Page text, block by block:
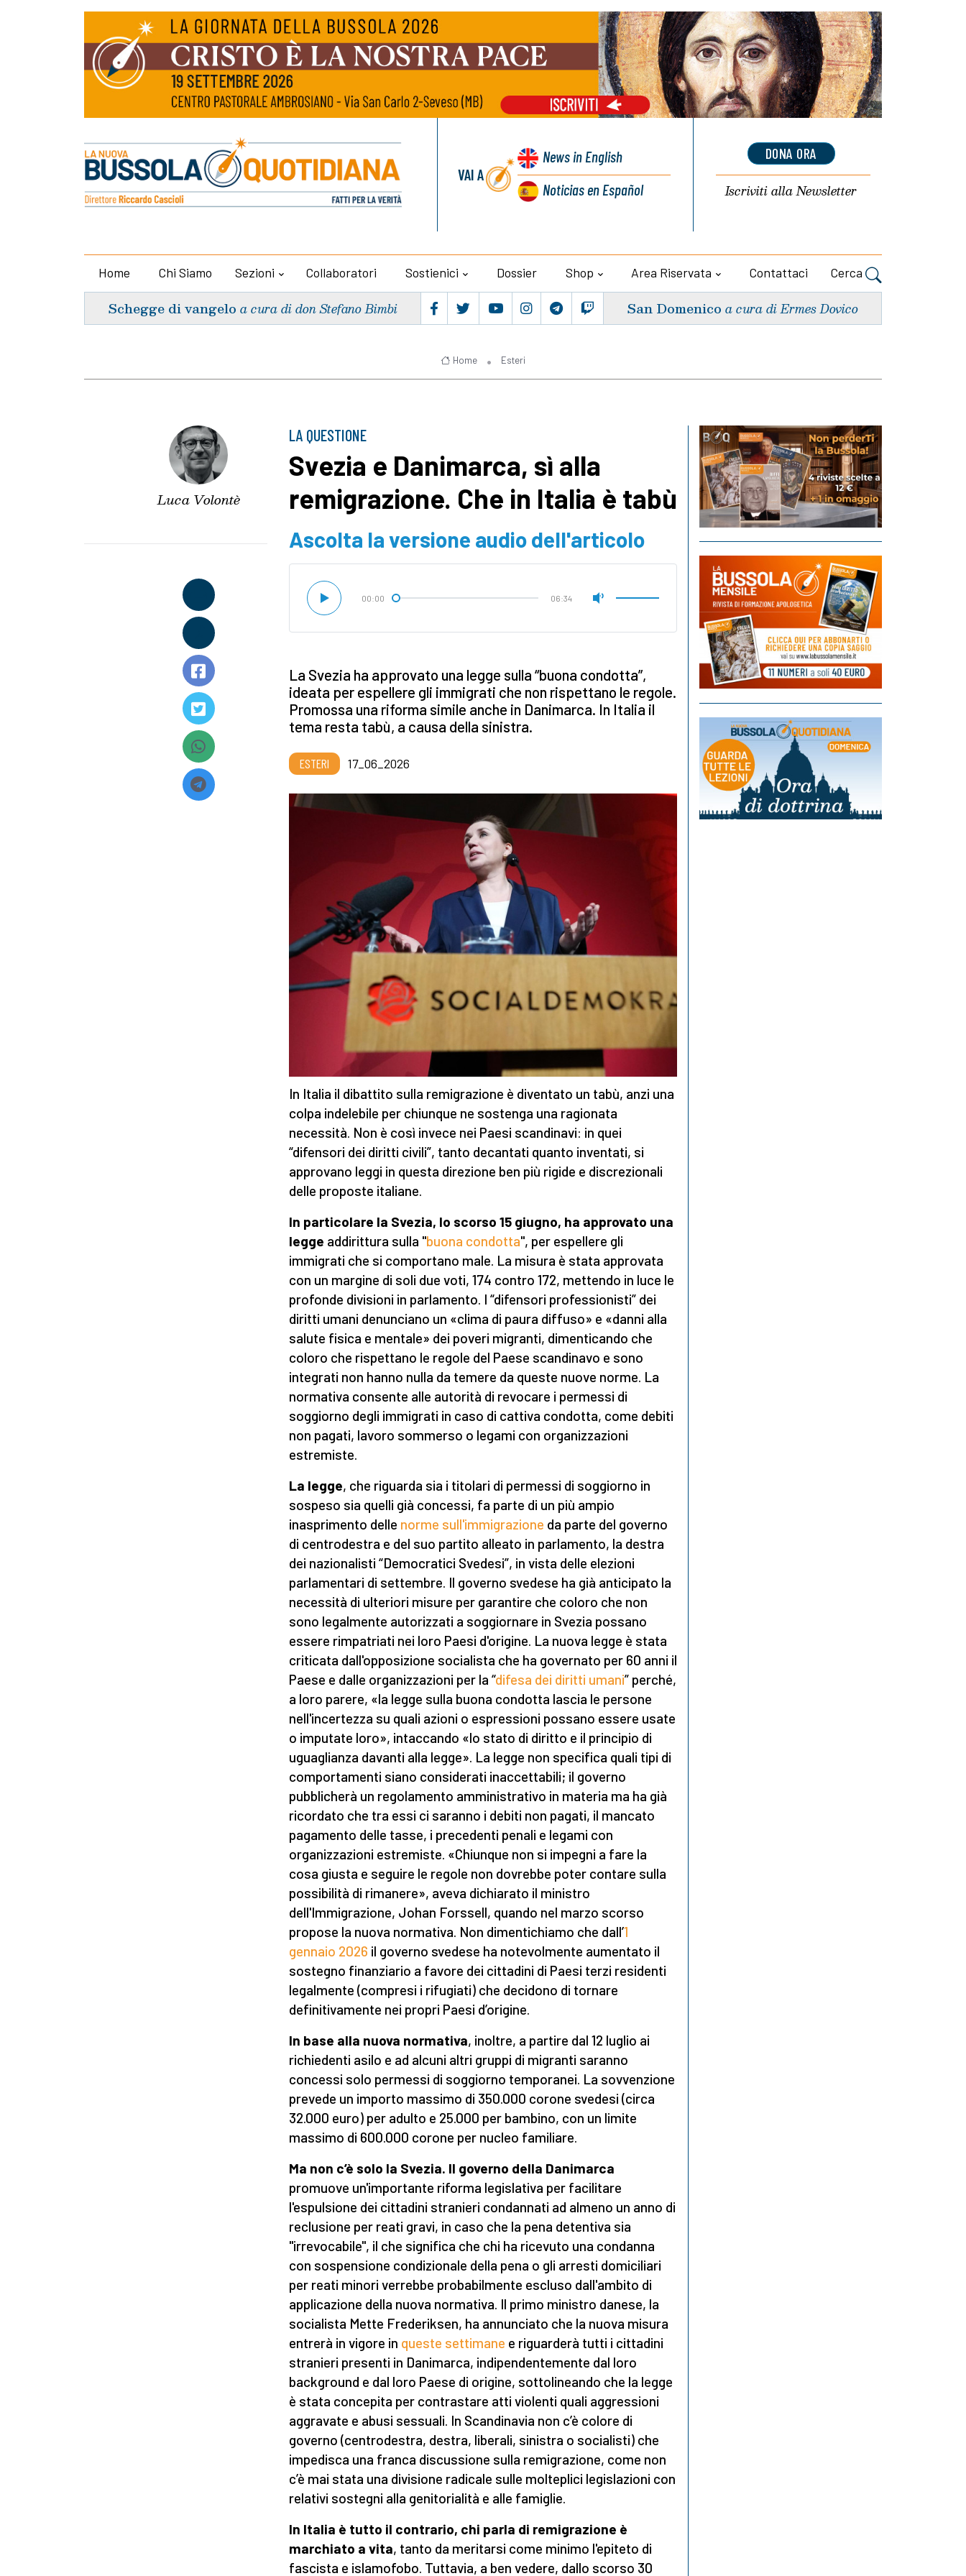
VAI A
Newsin English
Noticiasen Español
DONA ORA
Iscriviti allaNewsletter
Home Chi Siamo Sezioni Collaboratori Sostienici Dossier Shop Area Riservata Contattaci Cerca
Schegge di vangelo a cura di don Stefano Bimbi San Domenico a cura di Ermes Dovico
Home Esteri
Luca Volontè
LA QUESTIONE
Svezia e Danimarca, sì alla
remigrazione. Che in Italia è tabù
Ascolta la versione audio dell'articolo
00:00 06:34
La Svezia ha approvato una legge sulla “buona condotta”,
ideata per espellere gli immigrati che non rispettano le regole.
Promossa una riforma simile anche in Danimarca. In Italia il
tema resta tabù, a causa della sinistra.
ESTERI 17_06_2026
In Italia il dibattito sulla remigrazione è diventato un tabù, anzi una
colpa indelebile per chiunque ne sostenga una ragionata
necessità. Non è così invece nei Paesi scandinavi: in quei
“difensori dei diritti civili”, tanto decantati quanto inventati, si
approvano leggi in questa direzione ben più rigide e discrezionali
delle proposte italiane.
In particolare la Svezia, lo scorso 15 giugno, ha approvato una
legge addirittura sulla "buona condotta", per espellere gli
immigrati che si comportano male. La misura è stata approvata
con un margine di soli due voti, 174 contro 172, mettendo in luce le
profonde divisioni in parlamento. I “difensori professionisti” dei
diritti umani denunciano un «clima di paura diffuso» e «danni alla
salute fisica e mentale» dei poveri migranti, dimenticando che
coloro che rispettano le regole del Paese scandinavo e sono
integrati non hanno nulla da temere da queste nuove norme. La
normativa consente alle autorità di revocare i permessi di
soggiorno degli immigrati in caso di cattiva condotta, come debiti
non pagati, lavoro sommerso o legami con organizzazioni
estremiste.
La legge, che riguarda sia i titolari di permessi di soggiorno in
sospeso sia quelli già concessi, fa parte di un più ampio
inasprimento delle norme sull'immigrazione da parte del governo
di centrodestra e del suo partito alleato in parlamento, la destra
dei nazionalisti “Democratici Svedesi”, in vista delle elezioni
parlamentari di settembre. Il governo svedese ha già anticipato la
necessità di ulteriori misure per garantire che coloro che non
sono legalmente autorizzati a soggiornare in Svezia possano
essere rimpatriati nei loro Paesi d'origine. La nuova legge è stata
criticata dall'opposizione socialista che ha governato per 60 anni il
Paese e dalle organizzazioni per la “difesa dei diritti umani” perché,
a loro parere, «la legge sulla buona condotta lascia le persone
nell'incertezza su quali azioni o espressioni possano essere usate
o imputate loro», intaccando «lo stato di diritto e il principio di
uguaglianza davanti alla legge». La legge non specifica quali tipi di
comportamenti siano considerati inaccettabili; il governo
pubblicherà un regolamento amministrativo in materia ma ha già
ricordato che tra essi ci saranno i debiti non pagati, il mancato
pagamento delle tasse, i precedenti penali e legami con
organizzazioni estremiste. «Chiunque non si impegni a fare la
cosa giusta e seguire le regole non dovrebbe poter contare sulla
possibilità di rimanere», aveva dichiarato il ministro
dell'Immigrazione, Johan Forssell, quando nel marzo scorso
propose la nuova normativa. Non dimentichiamo che dall’1
gennaio 2026 il governo svedese ha notevolmente aumentato il
sostegno finanziario a favore dei cittadini di Paesi terzi residenti
legalmente (compresi i rifugiati) che decidono di tornare
definitivamente nei propri Paesi d’origine.
In base alla nuova normativa, inoltre, a partire dal 12 luglio ai
richiedenti asilo e ad alcuni altri gruppi di migranti saranno
concessi solo permessi di soggiorno temporanei. La sovvenzione
prevede un importo massimo di 350.000 corone svedesi (circa
32.000 euro) per adulto e 25.000 per bambino, con un limite
massimo di 600.000 corone per nucleo familiare.
Ma non c’è solo la Svezia. Il governo della Danimarca
promuove un'importante riforma legislativa per facilitare
l'espulsione dei cittadini stranieri condannati ad almeno un anno di
reclusione per reati gravi, in caso che la pena detentiva sia
"irrevocabile", il che significa che chi ha ricevuto una condanna
con sospensione condizionale della pena o gli arresti domiciliari
per reati minori verrebbe probabilmente escluso dall'ambito di
applicazione della nuova normativa. Il primo ministro danese, la
socialista Mette Frederiksen, ha annunciato che la nuova misura
entrerà in vigore in queste settimane e riguarderà tutti i cittadini
stranieri presenti in Danimarca, indipendentemente dal loro
background e dal loro Paese di origine, sottolineando che la legge
è stata concepita per contrastare atti violenti quali aggressioni
aggravate e abusi sessuali. In Scandinavia non c’è colore di
governo (centrodestra, destra, liberali, sinistra o socialisti) che
impedisca una franca discussione sulla remigrazione, come non
c’è mai stata una divisione radicale sulle molteplici legislazioni con
relativi sostegni alla genitorialità e alle famiglie.
In Italia è tutto il contrario, chi parla di remigrazione è
marchiato a vita, tanto da meritarsi come minimo l'epiteto di
fascista e islamofobo. Tuttavia, a ben vedere, dallo scorso 30